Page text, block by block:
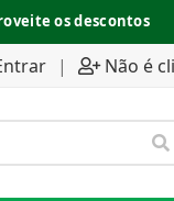
os descontos
| Não é